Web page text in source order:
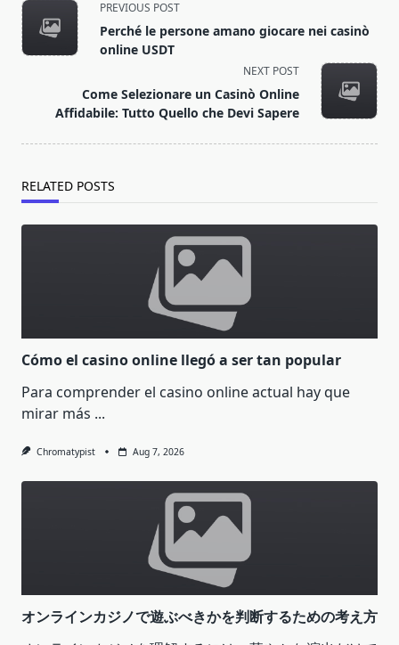
<span
class="nav-
subtitle
text">Page</span>
PREVIOUS POST
Perché le persone amano giocare nei casinò
online USDT
NEXT POST
Come Selezionare un Casinò Online
Affidabile: Tutto Quello che Devi Sapere
RELATED POSTS
Cómo el casino online llegó a ser tan popular
Para comprender el casino online actual hay que
mirar más ...
Chromatypist Aug 7, 2026
オンラインカジノで遊ぶべきかを判断するための考え方